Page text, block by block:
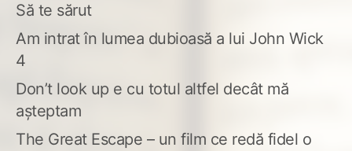
Să te sărut
Am intrat în lumea dubioasă a lui John Wick
4
Don’t look up e cu totul altfel decât mă
așteptam
The Great Escape – un film ce redă fidel o